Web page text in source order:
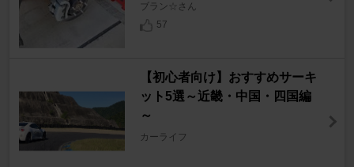
ブラン☆さん
57
【初心者向け】おすすめサーキ
ット5選～近畿・中国・四国編
～
カーライフ